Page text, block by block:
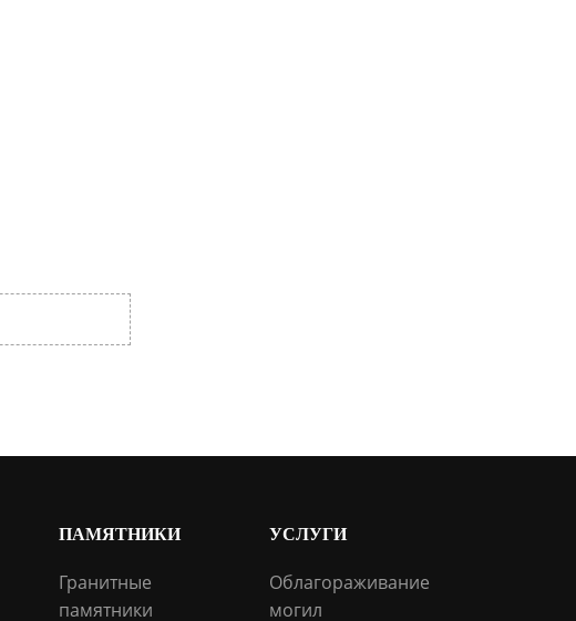
ПАМЯТНИКИ
Гранитные
памятники
УСЛУГИ
Облагораживание
могил